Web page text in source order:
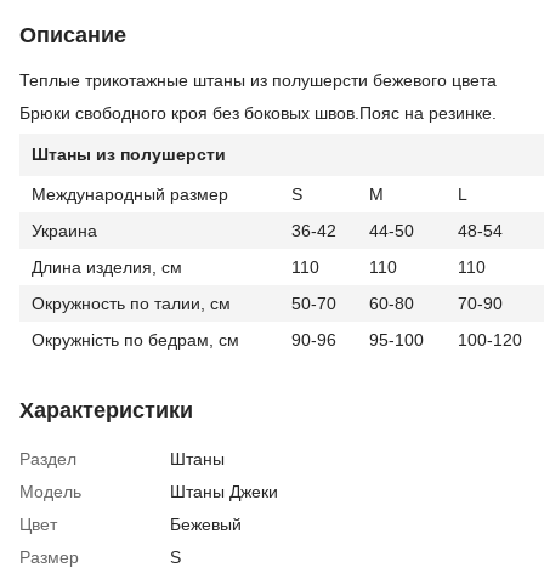
Описание
Теплые трикотажные штаны из полушерсти бежевого цвета
Брюки свободного кроя без боковых швов.Пояс на резинке.
Штаны из полушерсти
Международный размер S M
L
Украина
36-42 44-50
48-54
Длина изделия, см
110 110
110
Окружность по талии, см
50-70 60-80
70-90
Окружність по бедрам, см
90-96 95-100 100-120
Характеристики
Раздел
Штаны
Модель
Штаны Джеки
Цвет
Бежевый
Размер
S